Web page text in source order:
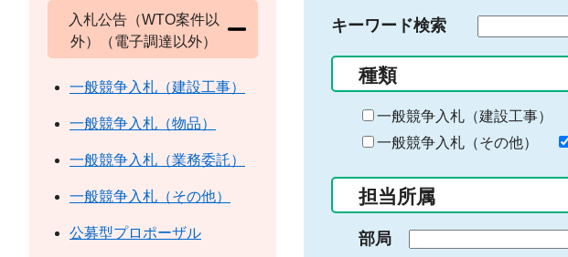
キーワード検索
る
キ
ー
ー
入
種類
一般競争入札（建設工事）
一般競争入札（その他）
担当所属
部局
入札公告（WTO案件以
外）（電子調達以外）
一般競争入札（建設工事）
一般競争入札（物品）
一般競争入札（業務委託）
一般競争入札（その他）
公募型プロポーザル